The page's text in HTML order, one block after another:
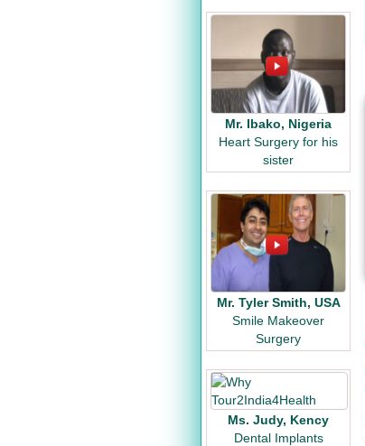
Mr. Ibako, Nigeria
Heart Surgery for his
sister
Mr. Tyler Smith, USA
Smile Makeover
Surgery
Ms. Judy, Kency
Dental Implants